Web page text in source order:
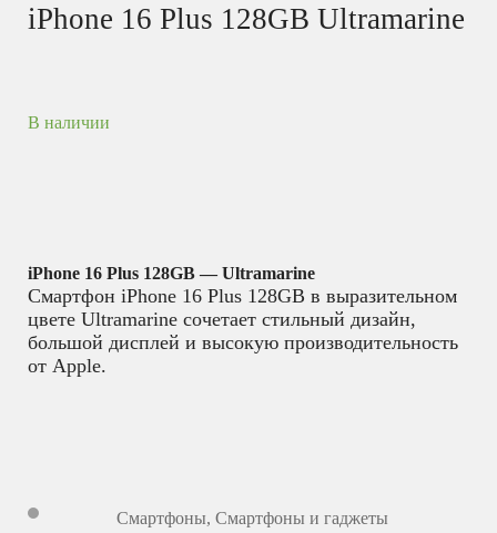
iPhone 16 Plus 128GB Ultramarine
В наличии
iPhone 16 Plus 128GB — Ultramarine
Смартфон iPhone 16 Plus 128GB в выразительном
цвете Ultramarine сочетает стильный дизайн,
большой дисплей и высокую производительность
от Apple.
Смартфоны, Смартфоны и гаджеты